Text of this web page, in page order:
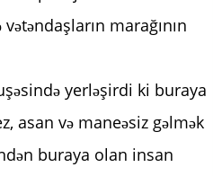
marağının
yerləşirdi ki buraya
asan və maneəsiz gəlmək
buraya olan insan